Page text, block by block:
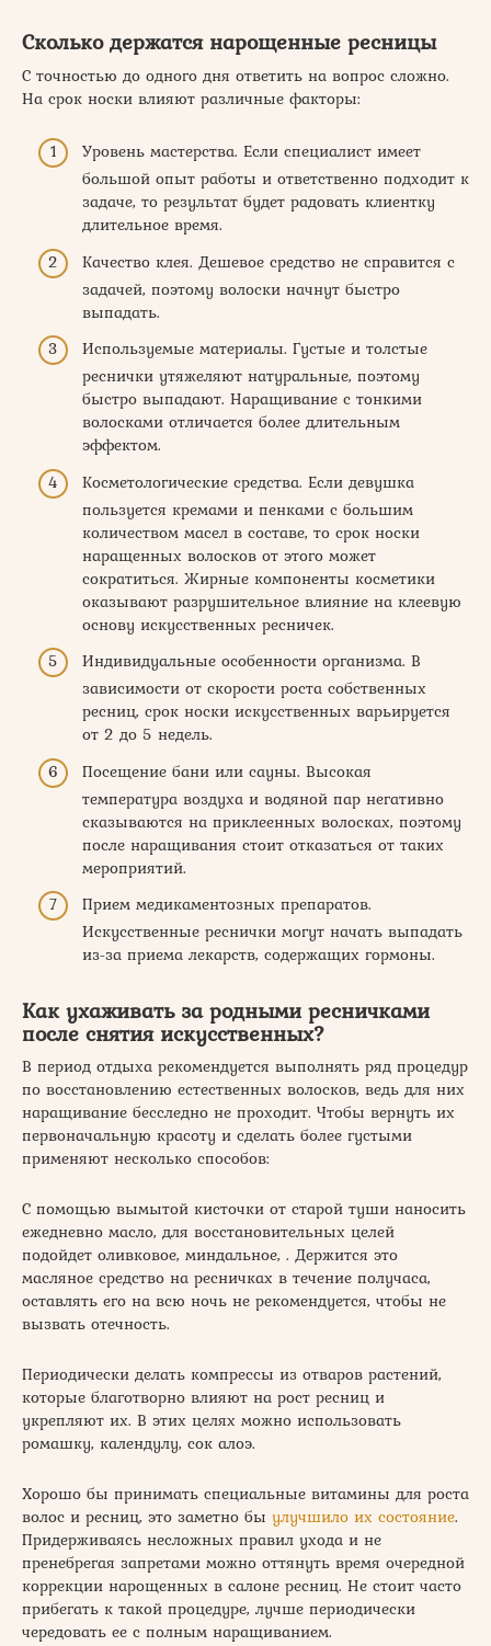
Сколько держатся нарощенные ресницы
С точностью до одного дня ответить на вопрос сложно.
На срок носки влияют различные факторы:
Уровень мастерства. Если специалист имеет
большой опыт работы и ответственно подходит к
задаче, то результат будет радовать клиентку
длительное время.
Качество клея. Дешевое средство не справится с
задачей, поэтому волоски начнут быстро
выпадать.
Используемые материалы. Густые и толстые
реснички утяжеляют натуральные, поэтому
быстро выпадают. Наращивание с тонкими
волосками отличается более длительным
эффектом.
Косметологические средства. Если девушка
пользуется кремами и пенками с большим
количеством масел в составе, то срок носки
наращенных волосков от этого может
сократиться. Жирные компоненты косметики
оказывают разрушительное влияние на клеевую
основу искусственных ресничек.
Индивидуальные особенности организма. В
зависимости от скорости роста собственных
ресниц, срок носки искусственных варьируется
от 2 до 5 недель.
Посещение бани или сауны. Высокая
температура воздуха и водяной пар негативно
сказываются на приклеенных волосках, поэтому
после наращивания стоит отказаться от таких
мероприятий.
Прием медикаментозных препаратов.
Искусственные реснички могут начать выпадать
из-за приема лекарств, содержащих гормоны.
Как ухаживать за родными ресничками
после снятия искусственных?
В период отдыха рекомендуется выполнять ряд процедур
по восстановлению естественных волосков, ведь для них
наращивание бесследно не проходит. Чтобы вернуть их
первоначальную красоту и сделать более густыми
применяют несколько способов:
С помощью вымытой кисточки от старой туши наносить
ежедневно масло, для восстановительных целей
подойдет оливковое, миндальное, . Держится это
масляное средство на ресничках в течение получаса,
оставлять его на всю ночь не рекомендуется, чтобы не
вызвать отечность.
Периодически делать компрессы из отваров растений,
которые благотворно влияют на рост ресниц и
укрепляют их. В этих целях можно использовать
ромашку, календулу, сок алоэ.
Хорошо бы принимать специальные витамины для роста
волос и ресниц, это заметно бы улучшило их состояние.
Придерживаясь несложных правил ухода и не
пренебрегая запретами можно оттянуть время очередной
коррекции нарощенных в салоне ресниц. Не стоит часто
прибегать к такой процедуре, лучше периодически
чередовать ее с полным наращиванием.